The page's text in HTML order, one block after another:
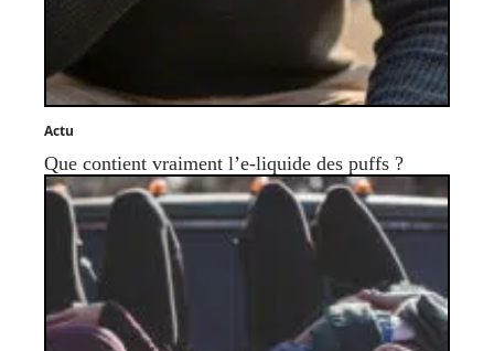
Actu
Que contient vraiment l’e-liquide des puffs ?